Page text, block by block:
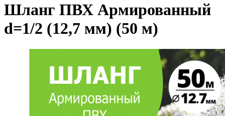
Шланг ПВХ Армированный
d=1/2 (12,7 мм) (50 м)